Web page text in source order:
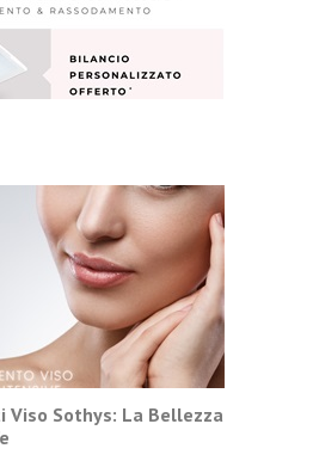
Viso Sothys: La Bellezza